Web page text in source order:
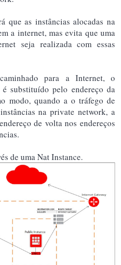
que as instâncias alocadas na
a internet, mas evita que uma
seja realizada com essas
para a Internet, o
substituído pelo endereço da
modo, quando a o tráfego de
na private network, a
de volta nos endereços
de uma Nat Instance.